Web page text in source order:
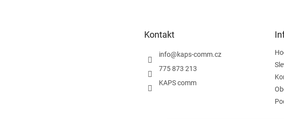
Kontakt
info@kaps-comm.cz
775 873 213
KAPS comm